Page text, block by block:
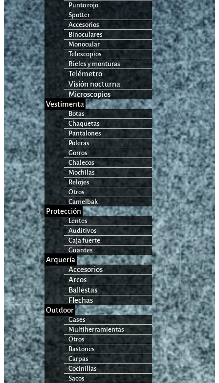
Punto rojo
Spotter
Accesorios
Binoculares
Monocular
Telescopios
Rieles y monturas
Telémetro
Visión nocturna
Microscopios
Vestimenta
Botas
Chaquetas
Pantalones
Poleras
Gorros
Chalecos
Mochilas
Relojes
Otros
Camelbak
Protección
Lentes
Auditivos
Caja fuerte
Guantes
Arquería
Accesorios
Arcos
Ballestas
Flechas
Outdoor
Gases
Multiherramientas
Otros
Bastones
Carpas
Cocinillas
Sacos